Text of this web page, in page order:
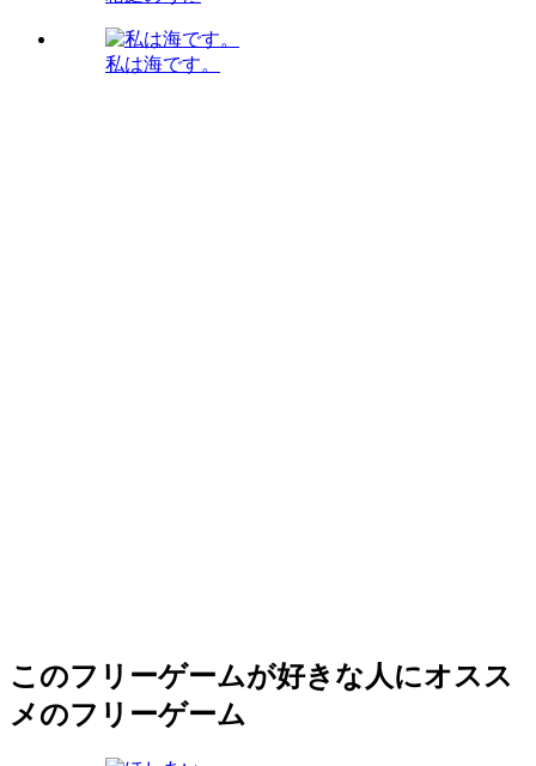
私は海です。
このフリーゲームが好きな人にオスス
メのフリーゲーム